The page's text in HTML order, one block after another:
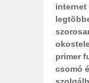
internet
primer
csomó